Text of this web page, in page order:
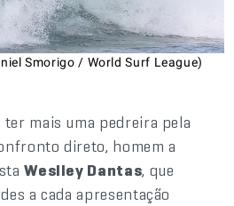
Smorigo / World Surf League)
ter mais uma pedreira pela
direto, homem a
Weslley Dantas, que
a cada apresentação